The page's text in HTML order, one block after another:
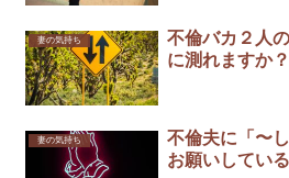
妻の気持ち
不倫バカ２人
に測れますか？
妻の気持ち
不倫夫に「〜
お願いしてい